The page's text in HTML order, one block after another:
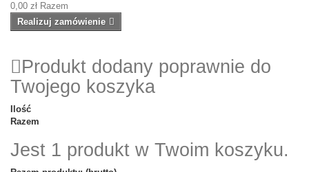
0,00 zł Razem
Realizuj zamówienie
Produkt dodany poprawnie do
Twojego koszyka
Ilość
Razem
Jest 1 produkt w Twoim koszyku.